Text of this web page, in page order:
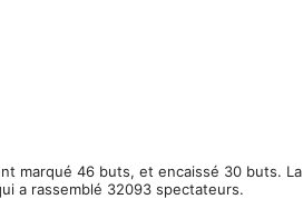
marqué 46 buts, et encaissé 30 buts. La
a rassemblé 32093 spectateurs.